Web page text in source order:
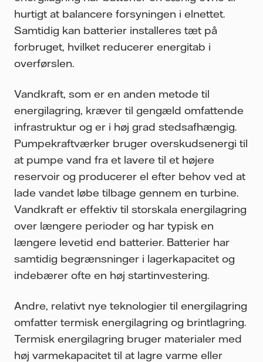
hurtigt at balancere forsyningen i elnettet.
Samtidig kan batterier installeres tæt på
forbruget, hvilket reducerer energitab i
overførslen.
Vandkraft, som er en anden metode til
energilagring, kræver til gengæld omfattende
infrastruktur og er i høj grad stedsafhængig.
Pumpekraftværker bruger overskudsenergi til
at pumpe vand fra et lavere til et højere
reservoir og producerer el efter behov ved at
lade vandet løbe tilbage gennem en turbine.
Vandkraft er effektiv til storskala energilagring
over længere perioder og har typisk en
længere levetid end batterier. Batterier har
samtidig begrænsninger i lagerkapacitet og
indebærer ofte en høj startinvestering.
Andre, relativt nye teknologier til energilagring
omfatter termisk energilagring og brintlagring.
Termisk energilagring bruger materialer med
høj varmekapacitet til at lagre varme eller